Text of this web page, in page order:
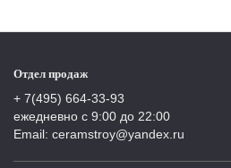
Отдел продаж
+ 7(495) 664-33-93
ежедневно с 9:00 до 22:00
Email: ceramstroy@yandex.ru